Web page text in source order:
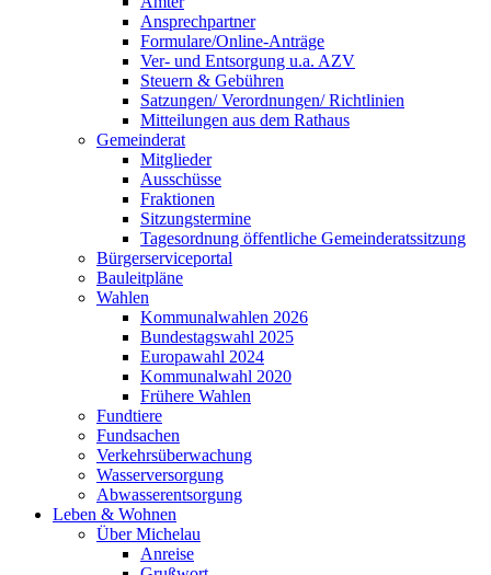
Ansprechpartner
Formulare/Online-Anträge
Ver- und Entsorgung u.a. AZV
Steuern & Gebühren
Satzungen/ Verordnungen/ Richtlinien
Mitteilungen aus dem Rathaus
Gemeinderat
Mitglieder
Ausschüsse
Fraktionen
Sitzungstermine
Tagesordnung öffentliche Gemeinderatssitzung
Bürgerserviceportal
Bauleitpläne
Wahlen
Kommunalwahlen 2026
Bundestagswahl 2025
Europawahl 2024
Kommunalwahl 2020
Frühere Wahlen
Fundtiere
Fundsachen
Verkehrsüberwachung
Wasserversorgung
Abwasserentsorgung
Leben & Wohnen
Über Michelau
Anreise